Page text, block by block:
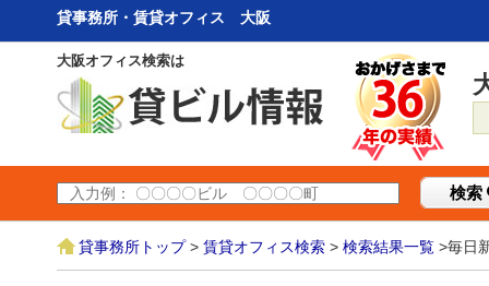
貸事務所・賃貸オフィス 大阪
大阪オフィス検索は
検索
貸事務所トップ> 賃貸オフィス検索 > 検索結果一覧 >毎日